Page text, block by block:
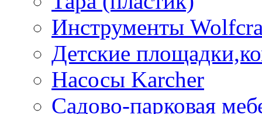
Инструменты
Детские
Насосы Karcher
Садово-парковая